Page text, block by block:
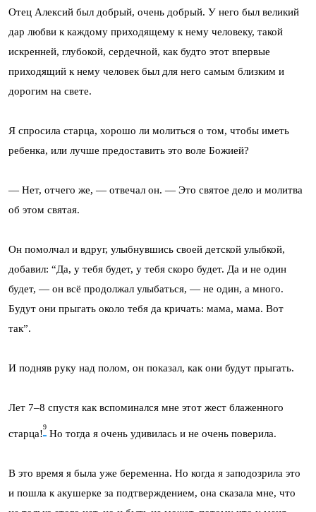
Отец Алексий был добрый, очень добрый. У него был великий
дар любви к каждому приходящему к нему человеку, такой
искренней, глубокой, сердеч­ной, как будто этот впервые
приходящий к нему человек был для него са­мым близким и
дорогим на свете.
Я спросила старца, хорошо ли молиться о том, чтобы иметь
ребенка, или лучше предоставить это воле Божией?
— Нет, отчего же, — отвечал он. — Это святое дело и молитва
об этом святая.
Он помолчал и вдруг, улыбнувшись своей детской улыбкой,
добавил: “Да, у тебя будет, у тебя скоро будет. Да и не один
будет, — он всё продолжал улыбаться, — не один, а много.
Будут они прыгать около тебя да кричать: мама, мама. Вот
так”.
И подняв руку над полом, он показал, как они будут прыгать.
Лет 7–8 спустя как вспоминался мне этот жест блаженного
старца!
9
Но тогда я очень удивилась и не очень поверила.
В это время я была уже беременна. Но когда я заподозрила это
и пошла к акушерке за подтверждением, она сказала мне, что